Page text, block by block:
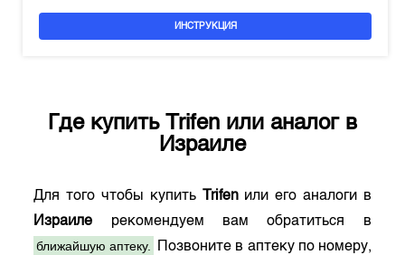
ИНСТРУКЦИЯ
Где купить Trifen или аналог в
Израиле
Для того чтобы купить Trifenили его аналоги в
Израиле рекомендуем вам обратиться в
ближайшую аптеку.
Позвоните в аптеку по номеру,